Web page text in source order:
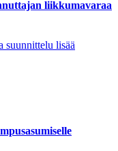
liikkumavaraa
suunnittelu lisää